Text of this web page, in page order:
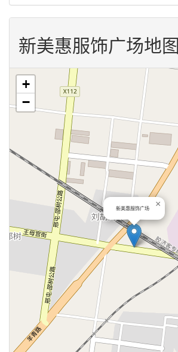
新美惠服饰广场地图
新美惠服饰广场 ×
+
−